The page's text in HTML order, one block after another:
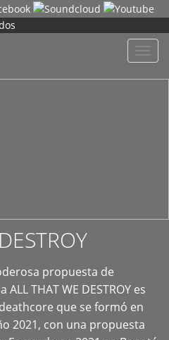
propuesta de
THAT WE DESTROY es
que se formó en
2021, con una propuesta